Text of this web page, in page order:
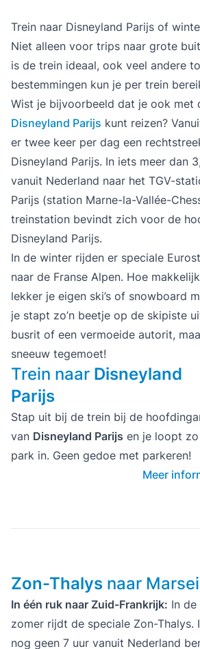
Trein naar Disneyland Parijs of
Niet alleen voor trips naar grote
is de trein ideaal, ook veel andere
bestemmingen kun je per trein
Wist je bijvoorbeeld dat je ook met
Disneyland Parijs kunt reizen?
er twee keer per dag een
Disneyland Parijs. In iets meer dan
vanuit Nederland naar het TGV-
Parijs (station Marne-la-Vallée-
treinstation bevindt zich voor de
Disneyland Parijs.
In de winter rijden er speciale
naar de Franse Alpen. Hoe
lekker je eigen ski’s of snowboard
je stapt zo’n beetje op de skipiste
busrit of een vermoeide autorit,
sneeuw tegemoet!
Trein naar Disneyland
Parijs
Stap uit bij de trein bij de
van Disneyland Parijs en je loopt
park in. Geen gedoe met parkeren!
Meer
Zon-Thalys naar
In één ruk naar Zuid-Frankrijk: In de
zomer rijdt de speciale Zon-Thalys.
nog geen 7 uur vanuit Nederland